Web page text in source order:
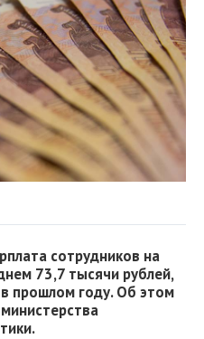
сотрудников на
73,7 тысячи рублей,
прошлом году. Об этом